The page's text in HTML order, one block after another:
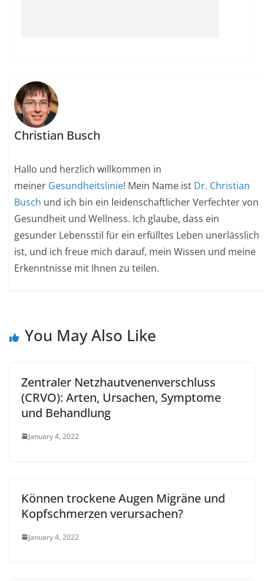
Christian Busch
Hallo und herzlich willkommen in
meiner Gesundheitslinie! Mein Name ist Dr. Christian
Busch und ich bin ein leidenschaftlicher Verfechter von
Gesundheit und Wellness. Ich glaube, dass ein
gesunder Lebensstil für ein erfülltes Leben unerlässlich
ist, und ich freue mich darauf, mein Wissen und meine
Erkenntnisse mit Ihnen zu teilen.
You May Also Like
Zentraler Netzhautvenenverschluss
(CRVO): Arten, Ursachen, Symptome
und Behandlung
January 4, 2022
Können trockene Augen Migräne und
Kopfschmerzen verursachen?
January 4, 2022